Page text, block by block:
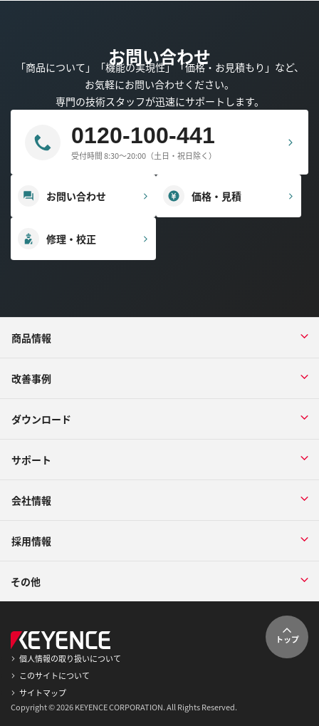
お問い合わせ
「商品について」「機能の実現性」「価格・お見積もり」など、
お気軽にお問い合わせください。
専門の技術スタッフが迅速にサポートします。
0120-100-441
受付時間 8:30～20:00（土日・祝日除く）
お問い合わせ 価格・見積
修理・校正
商品情報
改善事例
ダウンロード
サポート
会社情報
採用情報
その他
トップ
個人情報の取り扱いについて
このサイトについて
サイトマップ
Copyright © 2026 KEYENCE CORPORATION. All Rights Reserved.